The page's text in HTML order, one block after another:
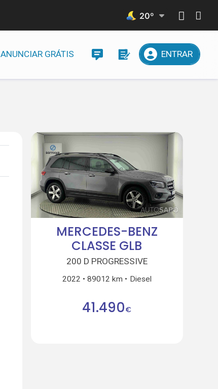
20º
ANUNCIAR GRÁTIS ENTRAR
MERCEDES-BENZ
CLASSE GLB
200 D PROGRESSIVE
2022 89012 km Diesel
41.490€